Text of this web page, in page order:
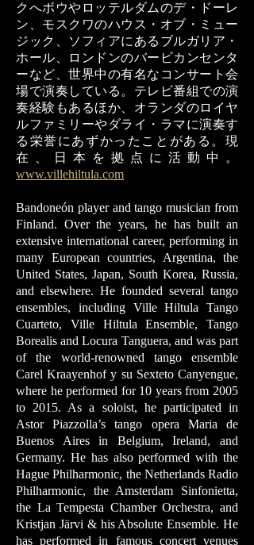
クへボウやロッテルダムのデ・ドーレ
ン、モスクワのハウス・オブ・ミュー
ジック、ソフィアにあるブルガリア・
ホール、ロンドンのバービカンセンタ
ーなど、世界中の有名なコンサート会
場で演奏している。テレビ番組での演
奏経験もあるほか、オランダのロイヤ
ルファミリーやダライ・ラマに演奏す
る栄誉にあずかったことがある。現
在、日本を拠点に活動中。
www.villehiltula.com
Bandoneón player and tango musician from
Finland. Over the years, he has built an
extensive international career, performing in
many European countries, Argentina, the
United States, Japan, South Korea, Russia,
and elsewhere. He founded several tango
ensembles, including Ville Hiltula Tango
Cuarteto, Ville Hiltula Ensemble, Tango
Borealis and Locura Tanguera, and was part
of the world-renowned tango ensemble
Carel Kraayenhof y su Sexteto Canyengue,
where he performed for 10 years from 2005
to 2015. As a soloist, he participated in
Astor Piazzolla’s tango opera Maria de
Buenos Aires in Belgium, Ireland, and
Germany. He has also performed with the
Hague Philharmonic, the Netherlands Radio
Philharmonic, the Amsterdam Sinfonietta,
the La Tempesta Chamber Orchestra, and
Kristjan Järvi & his Absolute Ensemble. He
has performed in famous concert venues